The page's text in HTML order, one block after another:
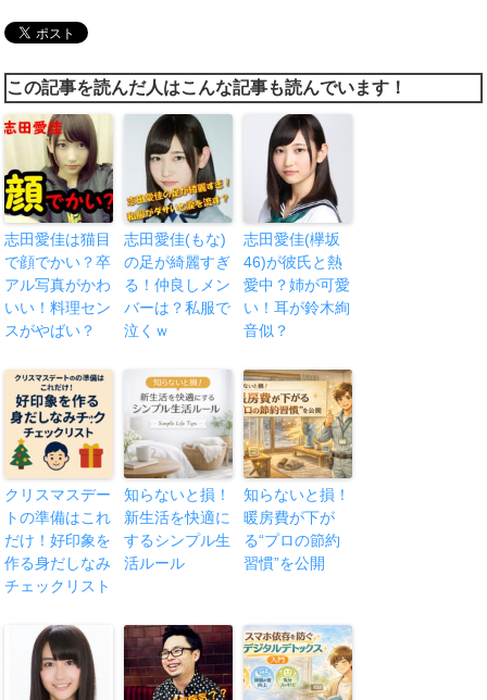
この記事を読んだ人はこんな記事も読んでいます！
志田愛佳は猫目
で顔でかい？卒
アル写真がかわ
いい！料理セン
スがやばい？
志田愛佳(もな)
の足が綺麗すぎ
る！仲良しメン
バーは？私服で
泣くｗ
志田愛佳(欅坂
46)が彼氏と熱
愛中？姉が可愛
い！耳が鈴木絢
音似？
クリスマスデー
トの準備はこれ
だけ！好印象を
作る身だしなみ
チェックリスト
知らないと損！
新生活を快適に
するシンプル生
活ルール
知らないと損！
暖房費が下が
る“プロの節約
習慣”を公開